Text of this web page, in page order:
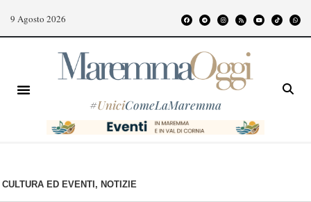
9 Agosto 2026
#UniciComeLaMaremma
CULTURA ED EVENTI , NOTIZIE